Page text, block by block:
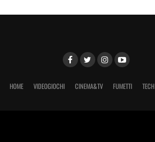
HOME VIDEOGIOCHI CINEMA&TV FUMETTI TECH